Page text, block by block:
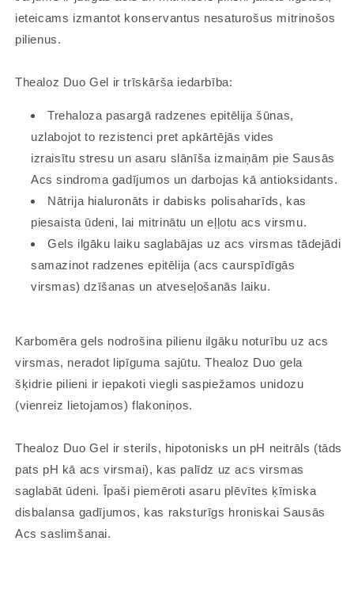
ieteicams izmantot konservantus nesaturošus mitrinošos
pilienus.
Thealoz Duo Gel ir trīskārša iedarbība:
Trehaloza pasargā radzenes epitēlija šūnas,
uzlabojot to rezistenci pret apkārtējās vides
izraisītu stresu un asaru slānīša izmaiņām pie Sausās
Acs sindroma gadījumos un darbojas kā antioksidants.
Nātrija hialuronāts ir dabisks polisaharīds, kas
piesaista ūdeni, lai mitrinātu un eļļotu acs virsmu.
Gels ilgāku laiku saglabājas uz acs virsmas tādejādi
samazinot radzenes epitēlija (acs caurspīdīgās
virsmas) dzīšanas un atveseļošanās laiku.
Karbomēra gels nodrošina pilienu ilgāku noturību uz acs
virsmas, neradot lipīguma sajūtu. Thealoz Duo gela
šķidrie pilieni ir iepakoti viegli saspiežamos unidozu
(vienreiz lietojamos) flakoniņos.
Thealoz Duo Gel ir sterils, hipotonisks un pH neitrāls (tāds
pats pH kā acs virsmai), kas palīdz uz acs virsmas
saglabāt ūdeni. Īpaši piemēroti asaru plēvītes ķīmiska
disbalansa gadījumos, kas raksturīgs hroniskai Sausās
Acs saslimšanai.​